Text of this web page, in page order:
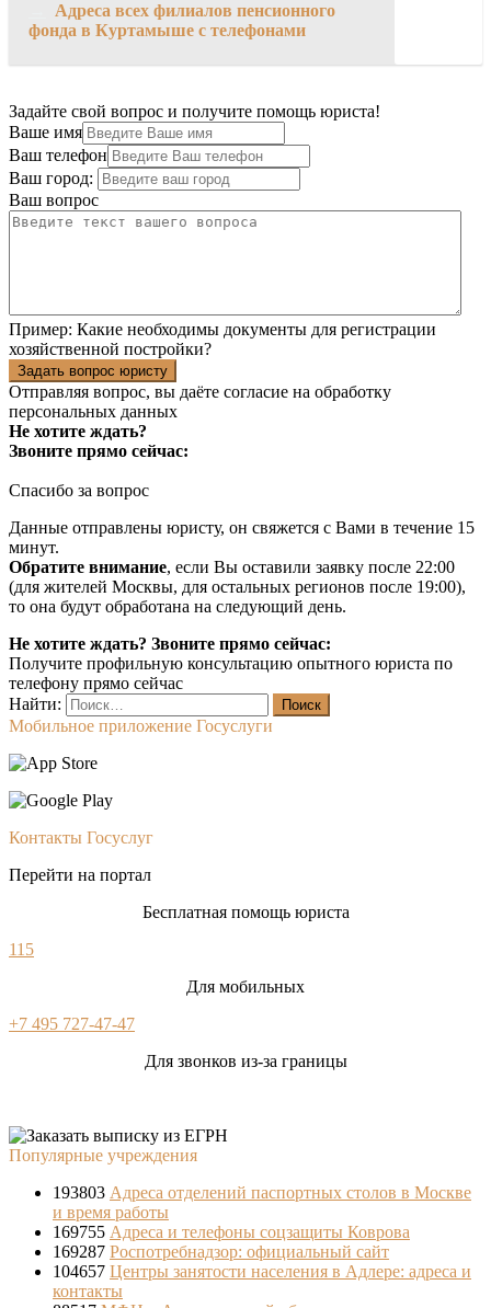
Адреса всех филиалов пенсионного
фонда в Куртамыше с телефонами
Задайте свой вопрос и получите помощь юриста!
Ваше имя
Ваш телефон
Ваш город:
Ваш вопрос
Пример: Какие необходимы документы для регистрации
хозяйственной постройки?
Задать вопрос юристу
Отправляя вопрос, вы даёте согласие на обработку
персональных данных
Не хотите ждать?
Звоните прямо сейчас:
Спасибо за вопрос
Данные отправлены юристу, он свяжется с Вами в течение 15
минут.
Обратите внимание, если Вы оставили заявку после 22:00
(для жителей Москвы, для остальных регионов после 19:00),
то она будут обработана на следующий день.
Не хотите ждать? Звоните прямо сейчас:
Получите профильную консультацию опытного юриста по
телефону прямо сейчас
Найти:
Мобильное приложение Госуслуги
Контакты Госуслуг
Перейти на портал
Бесплатная помощь юриста
115
Для мобильных
+7 495 727-47-47
Для звонков из-за границы
Популярные учреждения
193803 Адреса отделений паспортных столов в Москве
и время работы
169755 Адреса и телефоны соцзащиты Коврова
169287 Роспотребнадзор: официальный сайт
104657 Центры занятости населения в Адлере: адреса и
контакты